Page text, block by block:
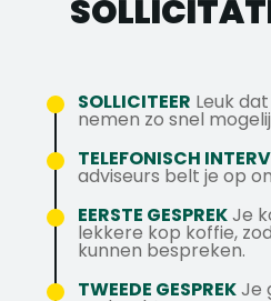
klussen ook samen
Kwaliteit leveren in
binden zodat deze
succes en uitbreiding
bedrijf op zoek naar
verschillende
Als Servicemonteur
te nemen aan de
Interne cursussen en
mag gebruiken.
Heb je interesse in
functie of heb je nog
contact op met
of stuur een bericht
SOLLICITEER Leuk
nemen zo snel
TELEFONISCH
adviseurs belt je op
EERSTE GESPREKJe
lekkere kop koffie,
kunnen bespreken.
TWEEDE GESPREKJe